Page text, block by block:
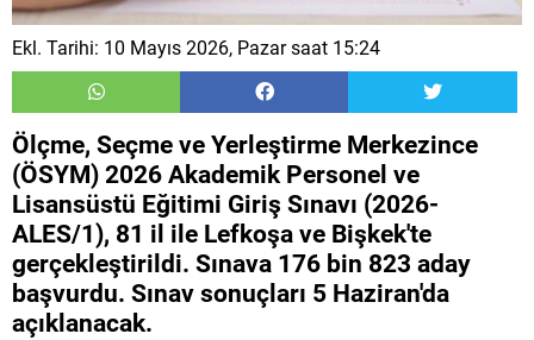
Ekl. Tarihi: 10 Mayıs 2026, Pazar saat 15:24
Ölçme, Seçme ve Yerleştirme Merkezince
(ÖSYM) 2026 Akademik Personel ve
Lisansüstü Eğitimi Giriş Sınavı (2026-
ALES/1), 81 il ile Lefkoşa ve Bişkek'te
gerçekleştirildi. Sınava 176 bin 823 aday
başvurdu. Sınav sonuçları 5 Haziran'da
açıklanacak.